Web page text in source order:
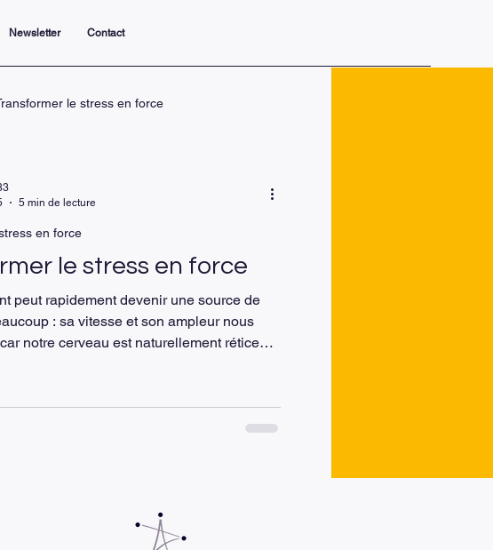
Newsletter Contact
le stress en force
le stress en force
peut rapidement devenir une source de
: sa vitesse et son ampleur nous
notre cerveau est naturellement réticent
aux situations difficiles. Plutôt que de
liée aux responsabilités, aux délais ou
en force
5 min de lecture